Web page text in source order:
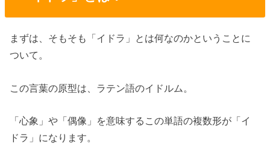
まずは、そもそも「イドラ」とは何なのかということに
ついて。
この言葉の原型は、ラテン語のイドルム。
「心象」や「偶像」を意味するこの単語の複数形が「イ
ドラ」になります。